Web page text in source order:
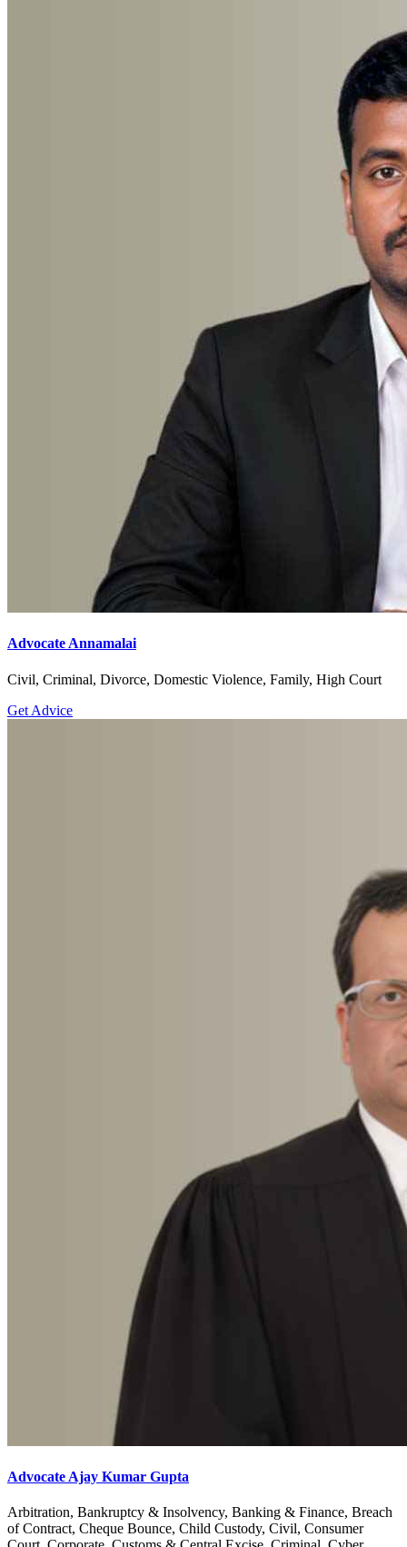
Advocate Annamalai
Civil, Criminal, Divorce, Domestic Violence, Family, High Court
Get Advice
Advocate Ajay Kumar Gupta
Arbitration, Bankruptcy & Insolvency, Banking & Finance, Breach
of Contract, Cheque Bounce, Child Custody, Civil, Consumer